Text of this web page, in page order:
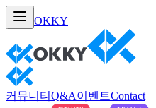
OKKY
커뮤니티 Q&A이벤트Contact